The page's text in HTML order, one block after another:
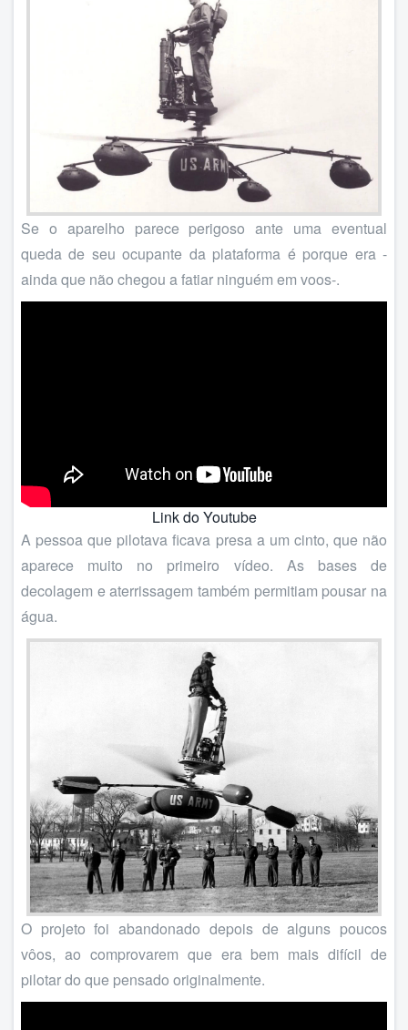
Se o aparelho parece perigoso ante uma eventual
queda de seu ocupante da plataforma é porque era -
ainda que não chegou a fatiar ninguém em voos-.
Link do Youtube
A pessoa que pilotava ficava presa a um cinto, que não
aparece muito no primeiro vídeo. As bases de
decolagem e aterrissagem também permitiam pousar na
água.
O projeto foi abandonado depois de alguns poucos
vôos, ao comprovarem que era bem mais difícil de
pilotar do que pensado originalmente.